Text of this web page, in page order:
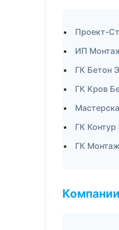
Проект-
ИП
ГК Бетон
ГК Кров
ГК
ГК